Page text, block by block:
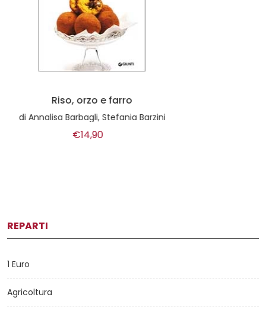
Il lardo di colonnata
diChiara Gatti De Marinis
REPARTI
1 Euro
Agricoltura